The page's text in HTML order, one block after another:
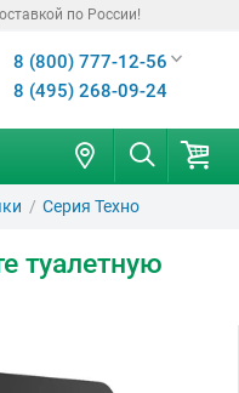
по России!
8 (800) 777-12-56
8 (495) 268-09-24
Серия Техно
туалетную